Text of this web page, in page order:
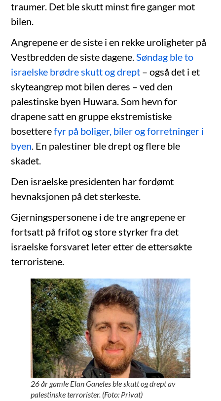
traumer. Det ble skutt minst fire ganger mot
bilen.
Angrepene er de siste i en rekke uroligheter på
Vestbredden de siste dagene.Søndag ble to
israelske brødre skutt og drept – også det i et
skyteangrep mot bilen deres – ved den
palestinske byen Huwara. Som hevn for
drapene satt en gruppe ekstremistiske
bosetterefyr på boliger, biler og forretninger i
byen. En palestiner ble drept og flere ble
skadet.
Den israelske presidenten har fordømt
hevnaksjonen på det sterkeste.
Gjerningspersonene i de tre angrepene er
fortsatt på frifot og store styrker fra det
israelske forsvaret leter etter de ettersøkte
terroristene.
26 år gamle Elan Ganeles ble skutt og drept av
palestinske terrorister. (Foto: Privat)